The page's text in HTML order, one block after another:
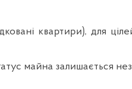
квартири), для
майна залишається